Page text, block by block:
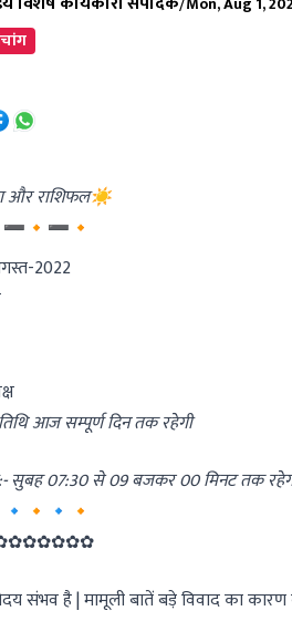
और राशिफल☀
2022
आज सम्पूर्ण दिन तक रहेगी
सुबह 07:30 से 09 बजकर 00 मिनट तक
संभव है | मामूली बातें बड़े विवाद का